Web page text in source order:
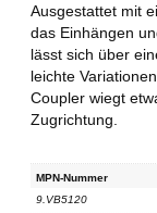
Ausgestattet mit
das Einhängen
lässt sich über
leichte
Coupler wiegt
Zugrichtung.
MPN-Nummer
9.VB5120